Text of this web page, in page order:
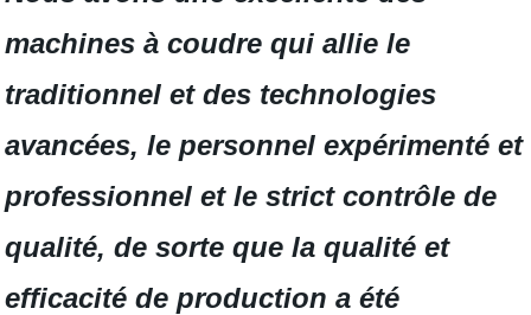
machines à coudre qui allie le
traditionnel et des technologies
avancées, le personnel expérimenté et
professionnel et le strict contrôle de
qualité, de sorte que la qualité et
efficacité de production a été